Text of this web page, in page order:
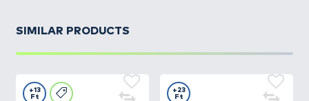
SIMILAR PRODUCTS
+13
Ft
+23
Ft